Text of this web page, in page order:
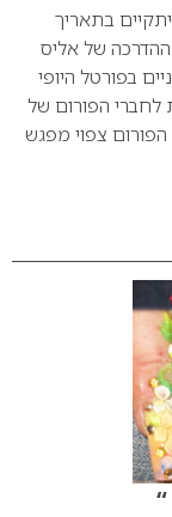
בתאריך
09:00-14:00 במרכז ההדרכה של אליס
בפורטל היופי
לחברי הפורום של
הפורום צפוי מפגש